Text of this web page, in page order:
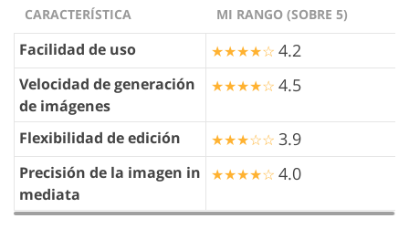
CARACTERÍSTICA MI RANGO (SOBRE 5)
Facilidad de uso ★★★★☆ 4.2
Velocidad de generación
de imágenes
★★★★☆ 4.5
Flexibilidad de edición ★★★☆☆ 3.9
Precisión de la imagen in
mediata
★★★★☆ 4.0